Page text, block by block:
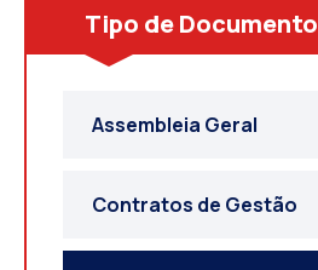
Tipo de Documento
Assembleia Geral
Contratos de Gestão